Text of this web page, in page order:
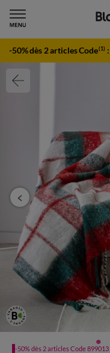
-50% dès 2 articles Code(1) :
-50% dès 2 articles Code 899013